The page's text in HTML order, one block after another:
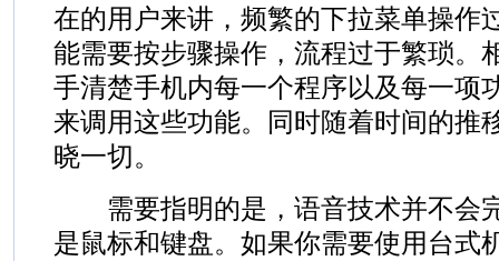
在的用户来讲，频繁的下拉菜单操作
能需要按步骤操作，流程过于繁琐。
手清楚手机内每一个程序以及每一项
来调用这些功能。同时随着时间的推
晓一切。
需要指明的是，语音技术并不会
是鼠标和键盘。如果你需要使用台式